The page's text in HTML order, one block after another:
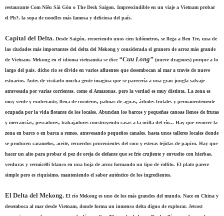
restaurante Com Niêu Sài Gòn o The Deck Saigon. Imprescindible en un viaje a Vietnam probar
el Ph?, la sopa de noodles más famosa y deliciosa del país.
Capital del Delta. Desde Saigón, recorriendo unos cien kilómetros, se llega a Ben Tre, una de
las ciudades más importantes del delta del Mekong y considerada el granero de arroz más grande
de Vietnam. Mekong en el idioma vietnamita se dice “Cuu Long” (nueve dragones) porque a lo
largo del país, dicho río se divide en varios afluentes que desembocan al mar a través de nueve
estuarios. Antes de visitarlo mucha gente imagina que se parecería a una gran jungla salvaje
atravesada por varias corrientes, como el Amazonas, pero la verdad es muy distinta. La zona es
muy verde y exuberante, llena de cocoteros, palmas de aguas, árboles frutales y permanentemente
ocupada por la vida flotante de los locales. Abundan los barcos y pequeñas canoas llenos de frutas
y mercancías, pescadores, trabajadores construyendo casas a la orilla del río... Hay que recorrer la
zona en barco o en barca a remos, atravesando pequeños canales, hasta unos talleres locales donde
se producen caramelos, aceite, recuerdos provenientes del coco y esteras tejidas de papiro. Hay que
hacer un alto para probar el pez de oreja de elefante que se fríe crujiente y envuelto con hierbas,
verduras y vermicelli blanco en una hoja de arroz formando un tipo de rollito. El plato parece
simple pero es riquísimo, manteniendo el sabor auténtico de los ingredientes.
El Delta del Mekong. El río Mekong es uno de los más grandes del mundo. Nace en China y
desemboca al mar desde Vietnam, donde forma un inmenso delta digno de explorar. Jetcost